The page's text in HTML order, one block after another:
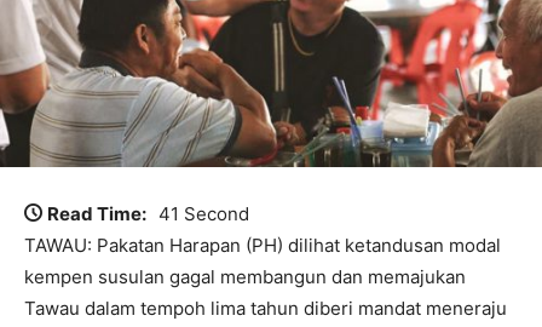
Read Time: 41 Second
TAWAU: Pakatan Harapan (PH) dilihat ketandusan modal
kempen susulan gagal membangun dan memajukan
Tawau dalam tempoh lima tahun diberi mandat meneraju